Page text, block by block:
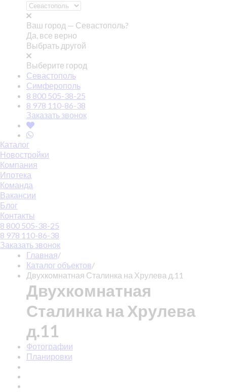
Ваш город — Севастополь?
Да, все верно
Выбрать другой
Выберите город
Севастополь
Симферополь
8 800 505-38-25
8 978 110-86-38
Заказать звонок
Каталог
Новостройки
Компания
Ипотека
Команда
Вакансии
Блог
Контакты
8 800 505-38-25
8 978 110-86-38
Заказать звонок
Главная/
Каталог объектов/
Двухкомнатная Сталинка на Хрулева д.11
Двухкомнатная
Сталинка на Хрулева
д.11
Фотографии
Планировки